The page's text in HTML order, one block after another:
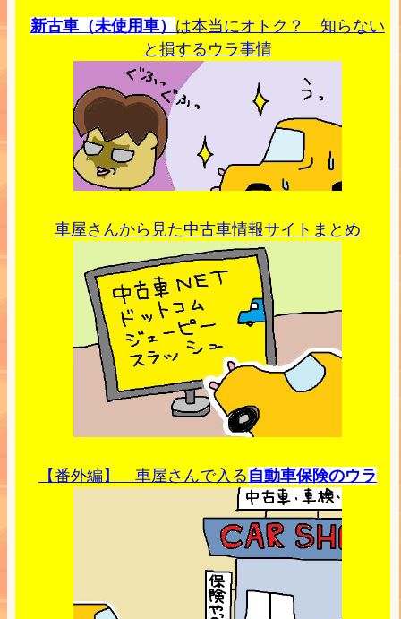
新古車（未使用車） は本当にオトク？ 知らない
と損するウラ事情
車屋さんから見た中古車情報サイトまとめ
【番外編】 車屋さんで入る 自動車保険のウラ